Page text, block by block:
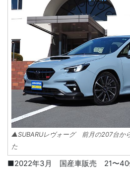
▲SUBARUレヴォーグ 前月の207台か
た
■2022年3月 国産車販売 21〜40